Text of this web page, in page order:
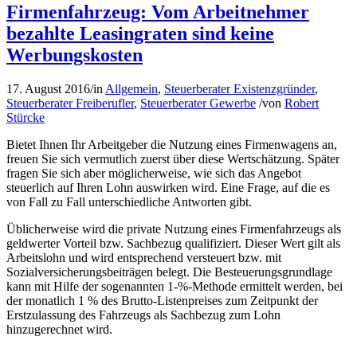
Firmenfahrzeug: Vom Arbeitnehmer
bezahlte Leasingraten sind keine
Werbungskosten
17. August 2016/in Allgemein, Steuerberater Existenzgründer,
Steuerberater Freiberufler, Steuerberater Gewerbe /von Robert
Stürcke
Bietet Ihnen Ihr Arbeitgeber die Nutzung eines Firmenwagens an,
freuen Sie sich vermutlich zuerst über diese Wertschätzung. Später
fragen Sie sich aber möglicherweise, wie sich das Angebot
steuerlich auf Ihren Lohn auswirken wird. Eine Frage, auf die es
von Fall zu Fall unterschiedliche Antworten gibt.
Üblicherweise wird die private Nutzung eines Firmenfahrzeugs als
geldwerter Vorteil bzw. Sachbezug qualifiziert. Dieser Wert gilt als
Arbeitslohn und wird entsprechend versteuert bzw. mit
Sozialversicherungsbeiträgen belegt. Die Besteuerungsgrundlage
kann mit Hilfe der sogenannten 1-%-Methode ermittelt werden, bei
der monatlich 1 % des Brutto-Listenpreises zum Zeitpunkt der
Erstzulassung des Fahrzeugs als Sachbezug zum Lohn
hinzugerechnet wird.